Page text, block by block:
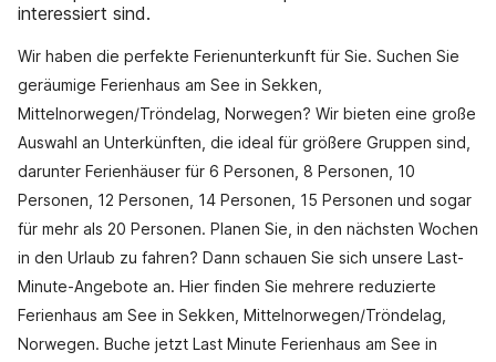
interessiert sind.
Wir haben die perfekte Ferienunterkunft für Sie. Suchen Sie
geräumige Ferienhaus am See in Sekken,
Mittelnorwegen/Tröndelag, Norwegen? Wir bieten eine große
Auswahl an Unterkünften, die ideal für größere Gruppen sind,
darunter Ferienhäuser für 6 Personen, 8 Personen, 10
Personen, 12 Personen, 14 Personen, 15 Personen und sogar
für mehr als 20 Personen. Planen Sie, in den nächsten Wochen
in den Urlaub zu fahren? Dann schauen Sie sich unsere Last-
Minute-Angebote an. Hier finden Sie mehrere reduzierte
Ferienhaus am See in Sekken, Mittelnorwegen/Tröndelag,
Norwegen. Buche jetzt Last Minute Ferienhaus am See in